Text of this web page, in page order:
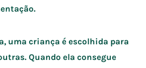
uma criança é escolhida para
Quando ela consegue